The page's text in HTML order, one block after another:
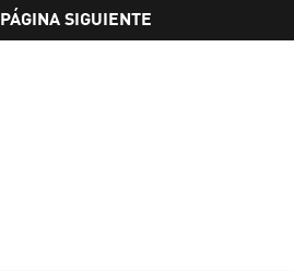
PÁGINA SIGUIENTE